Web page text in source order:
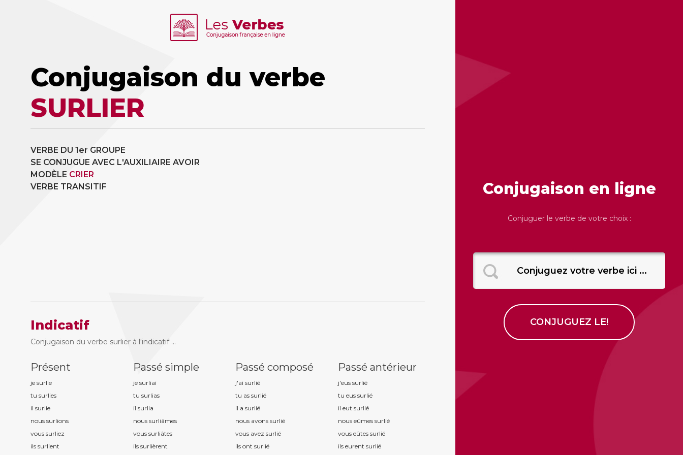
Conjugaison du verbe
SURLIER
VERBE DU 1er GROUPE
SE CONJUGUE AVEC L'AUXILIAIRE AVOIR
MODÈLE CRIER
VERBE TRANSITIF
Indicatif
Conjugaison du verbe surlier à l'indicatif ...
Présent
je surlie
tu surlies
il surlie
nous surlions
vous surliez
ils surlient
Passé simple
je surliai
tu surlias
il surlia
nous surliâmes
vous surliâtes
ils surlièrent
Passé composé
j'ai surlié
tu as surlié
il a surlié
nous avons surlié
vous avez surlié
ils ont surlié
Passé antérieur
j'eus surlié
tu eus surlié
il eut surlié
nous eûmes surlié
vous eûtes surlié
ils eurent surlié
Conjugaison en ligne
Conjuguer le verbe de votre choix :